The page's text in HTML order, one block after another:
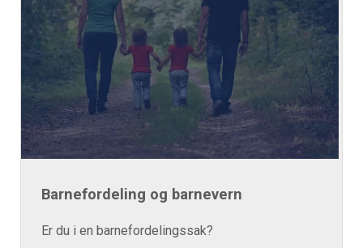
Barnefordeling og barnevern
Er du i en barnefordelingssak?